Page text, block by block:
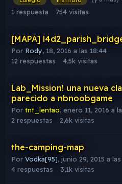
1 respuesta 754 visitas
[MAPA]
Por Rody, 18, 2016 a las 18:44
12 respuestas 4,5k visitas
Lab_Mission! una nueva
parecido a nbnoobgame
Por tnt_lentao, enero 11, 2016 a
2 respuestas 2,6k visitas
the-camping-map
Por Vodka[95], junio 29, 2015 a
4 respuestas 3,1k visitas